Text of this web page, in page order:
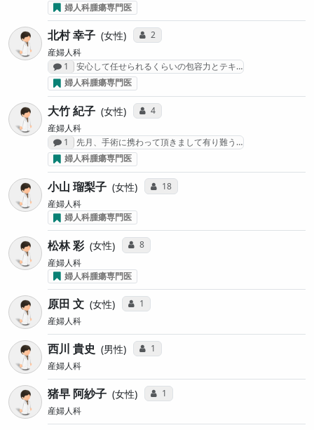
婦人科腫瘍専門医
北村 幸子 女性 コミュニケーション・タイプ投票数
2
産婦人科
感想投稿数
1
安心して任せられるくらいの包容力とテキ…
婦人科腫瘍専門医
大竹 紀子 女性 コミュニケーション・タイプ投票数
4
産婦人科
感想投稿数
1
先月、手術に携わって頂きまして有り難う…
婦人科腫瘍専門医
小山 瑠梨子 女性 コミュニケーション・タイプ投票数
18
産婦人科
婦人科腫瘍専門医
松林 彩 女性 コミュニケーション・タイプ投票数
8
産婦人科
婦人科腫瘍専門医
原田 文 女性 コミュニケーション・タイプ投票数
1
産婦人科
西川 貴史 男性 コミュニケーション・タイプ投票数
1
産婦人科
猪早 阿紗子 女性 コミュニケーション・タイプ投票数
1
産婦人科